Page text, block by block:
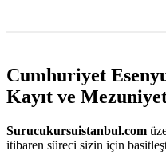
Cumhuriyet
Kayıt ve
Surucukursuistanbul.com
itibaren süreci sizin için